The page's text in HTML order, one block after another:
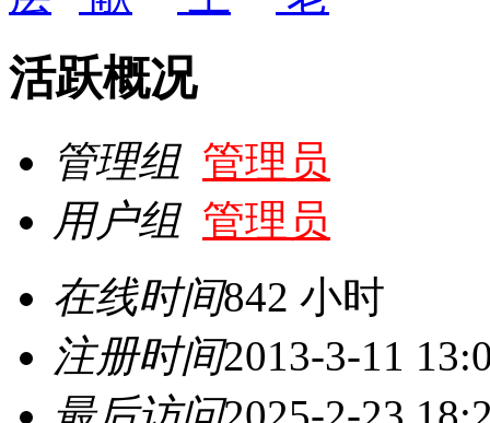
活跃概况
管理组 管理员
用户组 管理员
在线时间842 小时
注册时间2013-3-11